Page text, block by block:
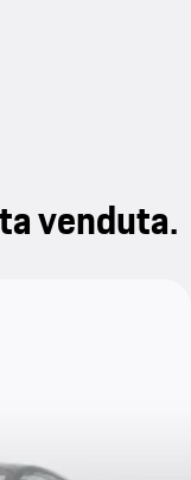
venduta.